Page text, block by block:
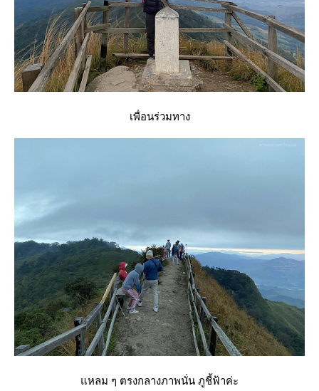
เพื่อนร่วมทาง
หลม ๆ ตรงกลางภาพนั่น ภูชี้ฟ้าค่ะ